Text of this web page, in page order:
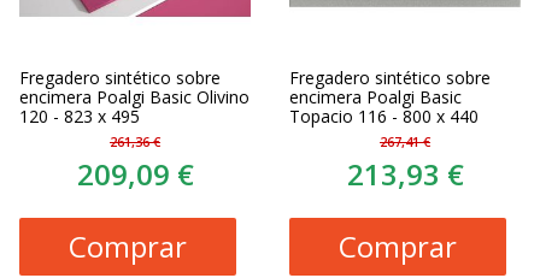
Fregadero sintético sobre
encimera Poalgi Basic Olivino
120 - 823 x 495
261,36 €
209,09 €
Comprar
Fregadero sintético sobre
encimera Poalgi Basic
Topacio 116 - 800 x 440
267,41 €
213,93 €
Comprar